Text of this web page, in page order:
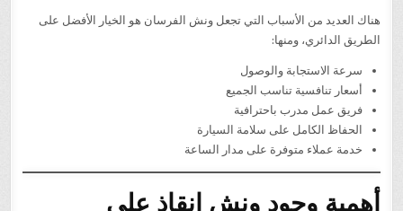
هناك العديد من الأسباب التي تجعل ونش الفرسان هو الخيار الأفضل على
الطريق الدائري، ومنها:
سرعة الاستجابة والوصول
أسعار تنافسية تناسب الجميع
فريق عمل مدرب باحترافية
الحفاظ الكامل على سلامة السيارة
خدمة عملاء متوفرة على مدار الساعة
أهمية وجود ونش إنقاذ على